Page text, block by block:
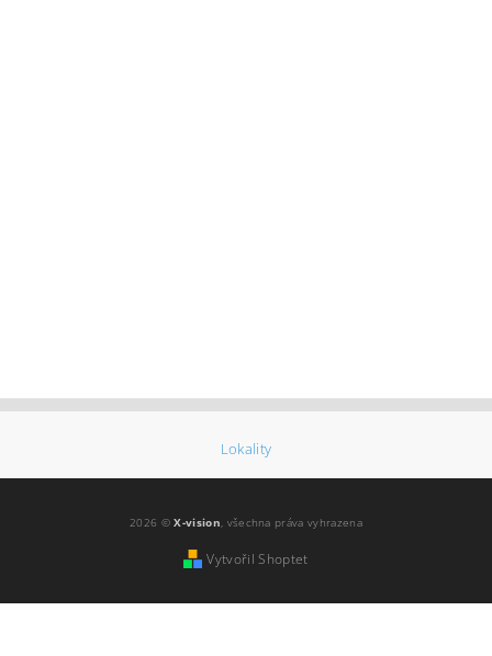
Lokality
2026 ©X-vision, všechna práva vyhrazena
Vytvořil Shoptet